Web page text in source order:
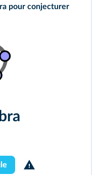
pour conjecturer